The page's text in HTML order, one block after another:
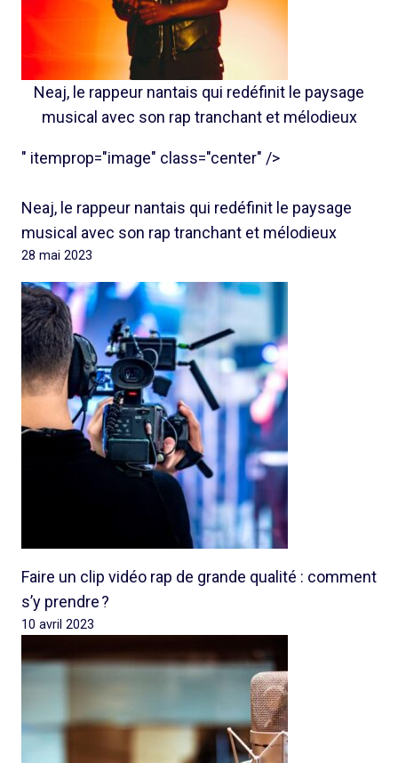
Neaj, le rappeur nantais qui redéfinit le paysage
musical avec son rap tranchant et mélodieux
" itemprop="image" class="center" />
Neaj, le rappeur nantais qui redéfinit le paysage
musical avec son rap tranchant et mélodieux
28 mai 2023
Faire un clip vidéo rap de grande qualité : comment
s’y prendre ?
10 avril 2023